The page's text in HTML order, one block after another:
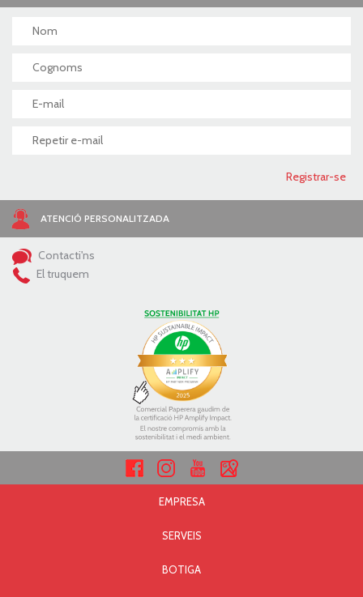
ATENCIÓ PERSONALITZADA
Contacti'ns
El truquem
EMPRESA
SERVEIS
BOTIGA